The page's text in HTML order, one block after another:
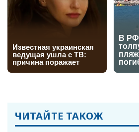
ЧИТАЙТЕ ТАКОЖ